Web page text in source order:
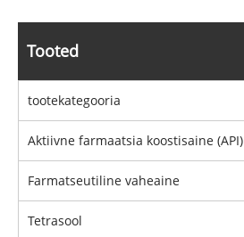
Tooted
tootekategooria
Aktiivne farmaatsia koostisaine (API)
Farmatseutiline vaheaine
Tetrasool